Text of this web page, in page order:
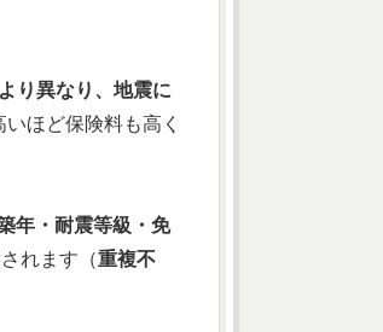
り異なり、地震に
ほど保険料も高く
年・耐震等級・免
れます（重複不